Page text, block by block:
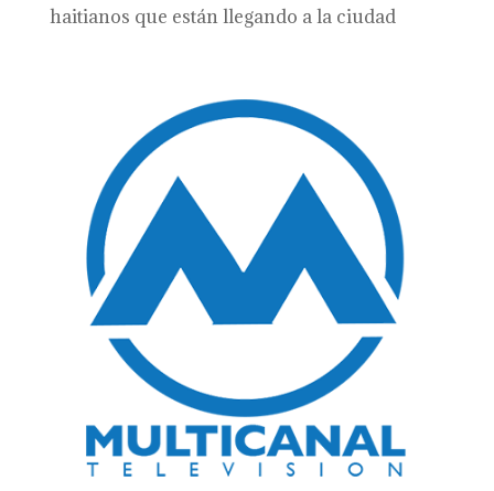
haitianos que están llegando a la ciudad